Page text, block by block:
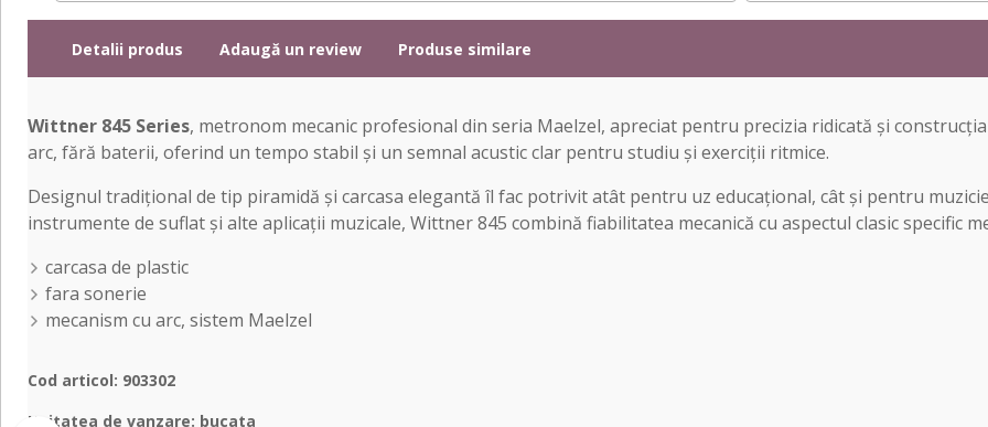
Detalii produs Adaugă un review Produse similare
Wittner 845 Series, metronom mecanic profesional din seria Maelzel, apreciat pentru precizia ridicată și
arc, fără baterii, oferind un tempo stabil și un semnal acustic clar pentru studiu și exerciții ritmice.
Designul tradițional de tip piramidă și carcasa elegantă îl fac potrivit atât pentru uz educațional, cât și pentru
instrumente de suflat și alte aplicații muzicale, Wittner 845 combină fiabilitatea mecanică cu aspectul clasic specific
carcasa de plastic
fara sonerie
mecanism cu arc, sistem Maelzel
Cod articol: 903302
Unitatea de vanzare: bucata